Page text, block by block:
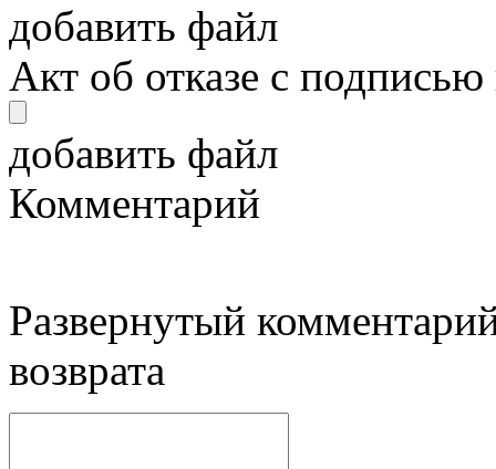
добавить файл
Акт об отказе с
добавить файл
Комментарий
Развернутый
возврата